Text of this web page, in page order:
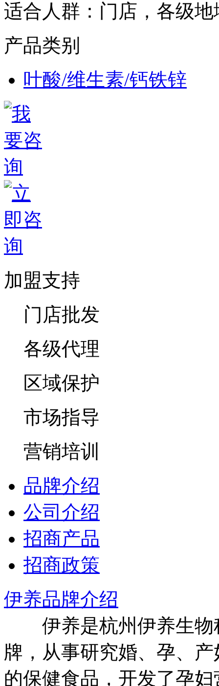
适合人群： 门店，各级
产品类别
叶酸/维生素/钙铁锌
加盟支持
门店批发
各级代理
区域保护
市场指导
营销培训
品牌介绍
公司介绍
招商产品
招商政策
伊养品牌介绍
伊养是杭州伊养生物
牌，从事研究婚、孕、
的保健食品，开发了孕